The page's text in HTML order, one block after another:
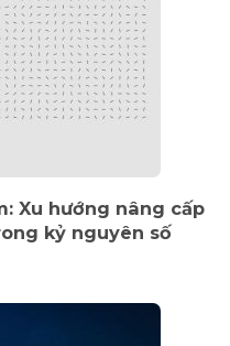
Xu hướng nâng cấp
kỷ nguyên số